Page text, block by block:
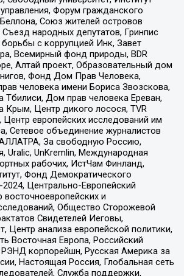
Форум гражданского
Союз жителей островов
народных депутатов, Гринпис
с коррупцией Инк, Завет
Всемирный фонд природы, BDR
Алтай проект, Образовательный дом
Фонд Дом Прав Человека,
человека имени Бориса Звозскова,
Тбилиси, Дом прав человека Ереван,
Крым, Центр дикого лосося, TVR
европейских исследований им
Сетевое объединение журналистов
За свободную Россию,
Uralic, UnKremlin, Международная
рабочих, ИстЧам Финланд,
Фонд Демократического
Центрально-Европейский
восточноевропейских и
Общество Сторожевой
Свидетелей Иеговы,
Центр анализа европейской политики,
Восточная Европа, Российский
РЭНД корпорейшн, Русская Америка за
Настоящая Россия, Глобальная сеть
Служба поддержки,